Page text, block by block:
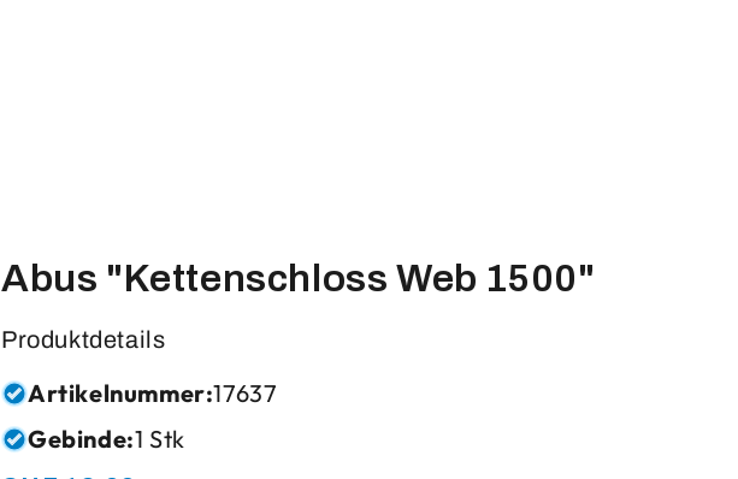
Abus "Kettenschloss Web 1500"
Produktdetails
Artikelnummer:17637
Gebinde:1 Stk